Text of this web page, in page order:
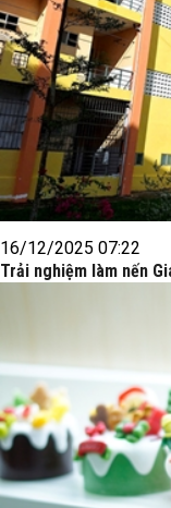
16/12/2025 07:22
Trải nghiệm làm nến